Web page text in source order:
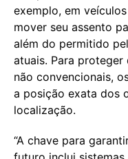
exemplo, em
mover seu assento
além do permitido
atuais. Para
não convencionais,
a posição exata dos
localização.
“A chave para